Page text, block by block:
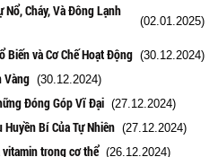
Cháy, Và Đông Lạnh
(02.01.2025)
Biến và Cơ Chế Hoạt Động (30.12.2024)
Vàng (30.12.2024)
Đóng Góp Vĩ Đại (27.12.2024)
Bí Của Tự Nhiên (27.12.2024)
trong cơ thể (26.12.2024)